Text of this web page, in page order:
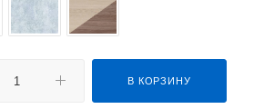
В КОРЗИНУ